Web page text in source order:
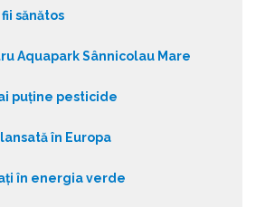
sănătos
Aquapark Sânnicolau Mare
puține pesticide
în Europa
în energia verde